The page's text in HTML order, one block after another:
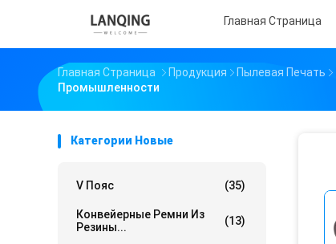
Главная Страница
Главная Страница Продукция Пылевая Печать
Промышленности
Категории Новые
V Пояс (35)
Конвейерные Ремни Из
Резины...
(13)